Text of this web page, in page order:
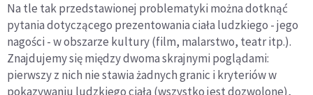
Na tle tak przedstawionej problematyki można dotknąć
pytania dotyczącego prezentowania ciała ludzkiego - jego
nagości - w obszarze kultury (film, malarstwo, teatr itp.).
Znajdujemy się między dwoma skrajnymi poglądami:
pierwszy z nich nie stawia żadnych granic i kryteriów w
pokazywaniu ludzkiego ciała (wszystko jest dozwolone),